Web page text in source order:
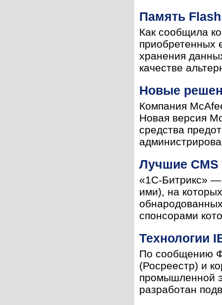
Память
Как сообщила
приобретенных
хранения
качестве
Новые
Компания
Новая версия
средства
Лучшие CMS
«1С-Битрикс» —
ими), на
спонсорами
Технологии
По сообщению
(Росреестр) и
промышленной
разработан